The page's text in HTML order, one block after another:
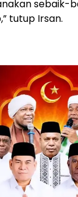
sebaik-
tutup Irsan.